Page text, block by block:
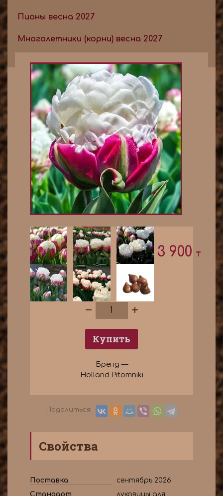
Пионы весна 2027
Многолетники (корни) весна 2027
3 900 ₸
Купить
Бренд —
Holland Pitomniki
Поделиться:
Свойства
Поставка
сентябрь 2026
Стандарт
луковицы для